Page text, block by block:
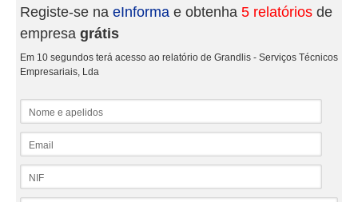
Registe-se na eInforma e obtenha 5 relatórios de
empresa grátis
Em 10 segundos terá acesso ao relatório de Grandlis - Serviços Técnicos
Empresariais, Lda